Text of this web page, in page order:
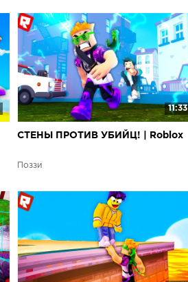
11:33
СТЕНЫ ПРОТИВ УБИЙЦ! | Roblox
Поззи